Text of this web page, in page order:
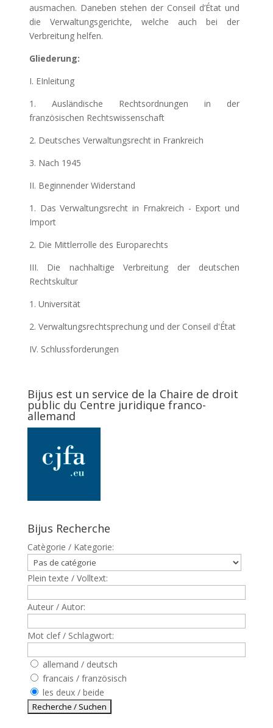
ausmachen. Daneben stehen der Conseil d’État und
die Verwaltungsgerichte, welche auch bei der
Verbreitung helfen.
Gliederung:
I. EInleitung
1. Ausländische Rechtsordnungen in der
französischen Rechtswissenschaft
2. Deutsches Verwaltungsrecht in Frankreich
3. Nach 1945
II. Beginnender Widerstand
1. Das Verwaltungsrecht in Frnakreich - Export und
Import
2. Die Mittlerrolle des Europarechts
III. Die nachhaltige Verbreitung der deutschen
Rechtskultur
1. Universität
2. Verwaltungsrechtsprechung und der Conseil d'État
IV. Schlussforderungen
Bijus est un service de la Chaire de droit
public du Centre juridique franco-
allemand
Bijus Recherche
Catègorie / Kategorie:
Plein texte / Volltext:
Auteur / Autor:
Mot clef / Schlagwort:
allemand / deutsch
francais / französisch
les deux / beide